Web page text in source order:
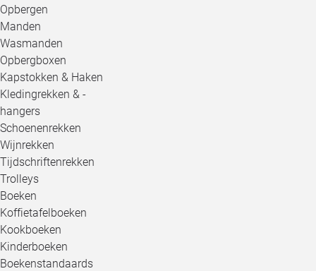
Opbergen
Manden
Wasmanden
Opbergboxen
Kapstokken & Haken
Kledingrekken & -
hangers
Schoenenrekken
Wijnrekken
Tijdschriftenrekken
Trolleys
Boeken
Koffietafelboeken
Kookboeken
Kinderboeken
Boekenstandaards